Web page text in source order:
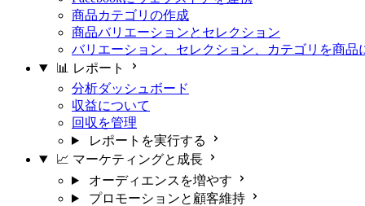
商品カテゴリの作成
商品バリエーションとセレクション
バリエーション、セレクション、カテゴリを商品
📊 レポート
分析ダッシュボード
収益について
回収を管理
レポートを実行する
📈 マーケティングと成長
オーディエンスを増やす
プロモーションと顧客維持